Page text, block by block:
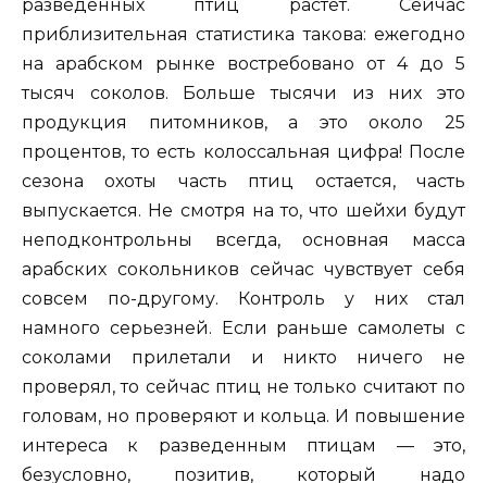
разведенных птиц растет. Сейчас
приблизительная статистика такова: ежегодно
на арабском рынке востребовано от 4 до 5
тысяч соколов. Больше тысячи из них это
продукция питомников, а это около 25
процентов, то есть колоссальная цифра! После
сезона охоты часть птиц остается, часть
выпускается. Не смотря на то, что шейхи будут
неподконтрольны всегда, основная масса
арабских сокольников сейчас чувствует себя
совсем по-другому. Контроль у них стал
намного серьезней. Если раньше самолеты с
соколами прилетали и никто ничего не
проверял, то сейчас птиц не только считают по
головам, но проверяют и кольца. И повышение
интереса к разведенным птицам — это,
безусловно, позитив, который надо